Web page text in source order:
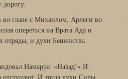
дорогу.
главе с Михаилом, Арлеги во
опереться на Врата Ада и
отряды, и духи Бешенства
Намарра: «Назад!» И
И тогда духи Силы